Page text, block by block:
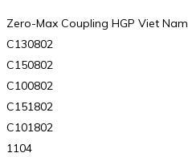
Zero-Max Coupling HGP Viet Nam
C130802
C150802
C100802
C151802
C101802
1104